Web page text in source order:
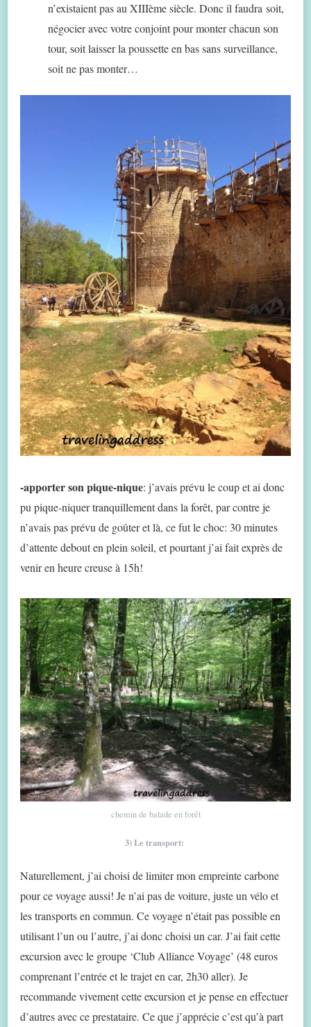
n’existaient pas au XIIIème siècle. Donc il faudra soit,
négocier avec votre conjoint pour monter chacun son
tour, soit laisser la poussette en bas sans surveillance,
soit ne pas monter…
-apporter son pique-nique: j’avais prévu le coup et ai donc
pu pique-niquer tranquillement dans la forêt, par contre je
n’avais pas prévu de goûter et là, ce fut le choc: 30 minutes
d’attente debout en plein soleil, et pourtant j’ai fait exprès de
venir en heure creuse à 15h!
chemin de balade en forêt
3) Le transport:
Naturellement, j’ai choisi de limiter mon empreinte carbone
pour ce voyage aussi! Je n’ai pas de voiture, juste un vélo et
les transports en commun. Ce voyage n’était pas possible en
utilisant l’un ou l’autre, j’ai donc choisi un car. J’ai fait cette
excursion avec le groupe ‘Club Alliance Voyage’ (48 euros
comprenant l’entrée et le trajet en car, 2h30 aller). Je
recommande vivement cette excursion et je pense en effectuer
d’autres avec ce prestataire. Ce que j’apprécie c’est qu’à part